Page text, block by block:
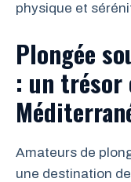
physique et
Plongée
: un trésor
Amateurs de
une destination